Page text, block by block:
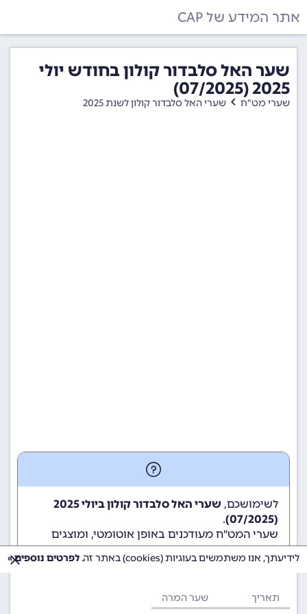
אתר המידע של CAP
שער האל סלבדור קולון בחודש יולי
2025 (07/2025)
שערי מט"ח שערי האל סלבדור קולון לשנת 2025
לשימושכם,
שערי האל סלבדור קולון ביולי 2025
(07/2025)
.
שערי המט"ח מעודכנים באופן אוטומטי, ומוצגים
לשימוש גולשי ומשתמשי האתר.
תאריך שער המרה
לידיעתך, אנו משתמשים בעוגיות (cookies) באתר זה. לפרטים נוספים »